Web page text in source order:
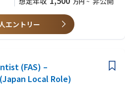
版、研修施策、KOL計画や指標などに関
、グローバルプランの整合性を図り、グ
係部門への伝達】
クの特定と軽減策の開発を推進
遂行し、複雑な規制環境を対面およびデ
対応可能。
あり。
エントリー
(FAS) –
Local Role)